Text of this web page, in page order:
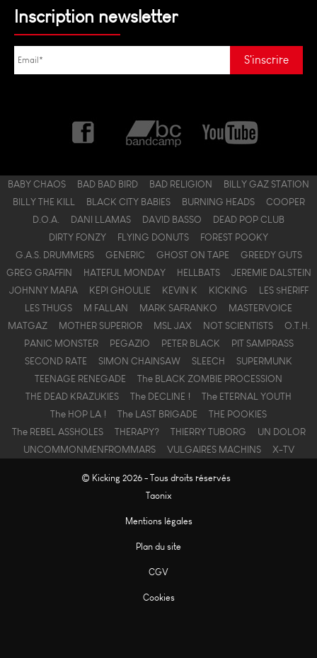
Inscription newsletter
BABY CHAOS BAD BAD BIRD BAD RELIGION
BILLY GAZ STATION
BILLY THE KILL
BLACK CITY BABIES BURNING HEADS
COOPER
D.O.A.
DANI LLAMAS DAVID BASSO
DEAD POP CLUB
DIRTY FONZY
FLYING DONUTS
FOREST POOKY
G.A.S. DRUMMERS
GENERIC GHOST ON TAPE
GREEDY GUTS
GREG GRAFFIN
HATEFUL MONDAY HELLBATS
JEREMIE DALSTEIN
JOHNNY MAFIA
KEPI GHOULIE KEVIN K KICKING
LES $HERIFF
LES THUGS
M FALLAN MARK SAFRANKO
MASTERVOICE
MATGAZ
MOTHER SUPERIOR MSL JAX NOT SCIENTISTS
O.T.H.
PANIC MONSTER
PEGAZIO PETER BLACK
PIT SAMPRASS
SECOND RATE
SIMON CHAINSAW SLEECH
SUPERMUNK
TEENAGE RENEGADE
The BLACK ZOMBIE PROCESSION
THE DEAD KRAZUKIES
The DECLINE !
The ETERNAL YOUTH
The HOP LA !
The LAST BRIGADE
THE POOKIES
The REBEL ASSHOLES
THERAPY? THIERRY TUBORG
UN DOLOR
UNCOMMONMENFROMMARS
VULGAIRES MACHINS X-TV
© Kicking 2026 - Tous droits réservés
Taonix
Mentions légales
Plan du site
CGV
Cookies